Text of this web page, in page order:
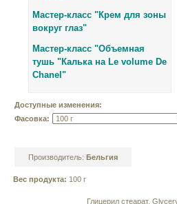
Мастер-класс "Крем для зоны
вокруг глаз"
Мастер-класс "Объемная
тушь "Калька на Le volume De
Chanel"
Доступные изменения:
Фасовка:
Производитель: Бельгия
Вес продукта: 100 г
Глицерил стеарат,